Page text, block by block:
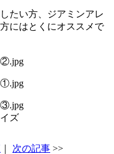
たい方、ジアミンアレ
にはとくにオススメで
ズ
次の記事 >>